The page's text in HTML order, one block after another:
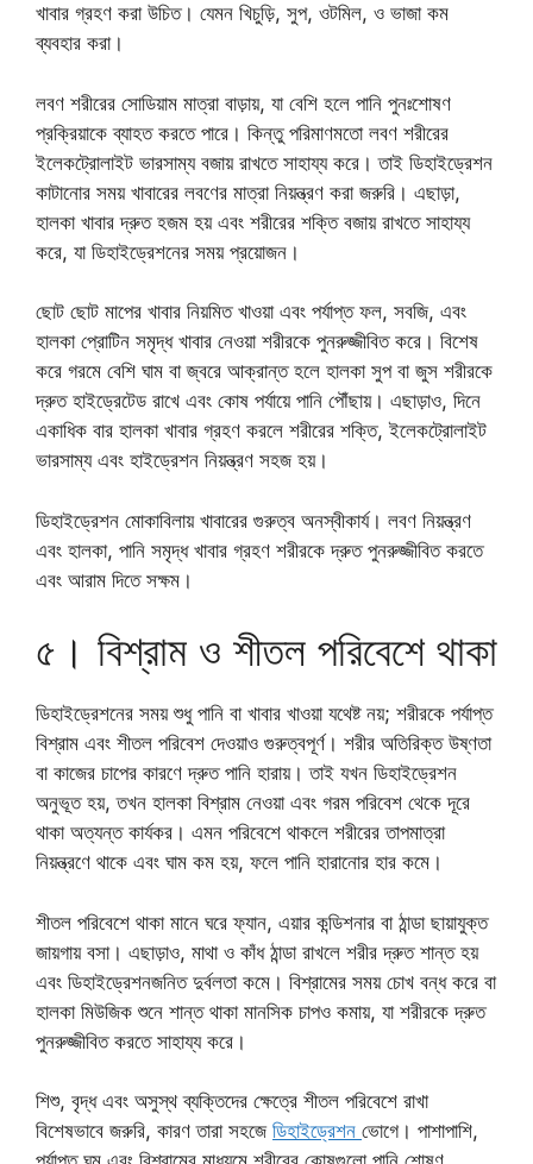
খাবার গ্রহণ করা উচিত। যেমন খিচুড়ি, সুপ, ওটমিল, ও ভাজা কম
ব্যবহার করা।
লবণ শরীরের সোডিয়াম মাত্রা বাড়ায়, যা বেশি হলে পানি পুনঃশোষণ
প্রক্রিয়াকে ব্যাহত করতে পারে। কিন্তু পরিমাণমতো লবণ শরীরের
ইলেকট্রোলাইট ভারসাম্য বজায় রাখতে সাহায্য করে। তাই ডিহাইড্রেশন
কাটানোর সময় খাবারের লবণের মাত্রা নিয়ন্ত্রণ করা জরুরি। এছাড়া,
হালকা খাবার দ্রুত হজম হয় এবং শরীরের শক্তি বজায় রাখতে সাহায্য
করে, যা ডিহাইড্রেশনের সময় প্রয়োজন।
ছোট ছোট মাপের খাবার নিয়মিত খাওয়া এবং পর্যাপ্ত ফল, সবজি, এবং
হালকা প্রোটিন সমৃদ্ধ খাবার নেওয়া শরীরকে পুনরুজ্জীবিত করে। বিশেষ
করে গরমে বেশি ঘাম বা জ্বরে আক্রান্ত হলে হালকা সুপ বা জুস শরীরকে
দ্রুত হাইড্রেটেড রাখে এবং কোষ পর্যায়ে পানি পৌঁছায়। এছাড়াও, দিনে
একাধিক বার হালকা খাবার গ্রহণ করলে শরীরের শক্তি, ইলেকট্রোলাইট
ভারসাম্য এবং হাইড্রেশন নিয়ন্ত্রণ সহজ হয়।
ডিহাইড্রেশন মোকাবিলায় খাবারের গুরুত্ব অনস্বীকার্য। লবণ নিয়ন্ত্রণ
এবং হালকা, পানি সমৃদ্ধ খাবার গ্রহণ শরীরকে দ্রুত পুনরুজ্জীবিত করতে
এবং আরাম দিতে সক্ষম।
৫। বিশ্রাম ও শীতল পরিবেশে থাকা
ডিহাইড্রেশনের সময় শুধু পানি বা খাবার খাওয়া যথেষ্ট নয়; শরীরকে পর্যাপ্ত
বিশ্রাম এবং শীতল পরিবেশ দেওয়াও গুরুত্বপূর্ণ। শরীর অতিরিক্ত উষ্ণতা
বা কাজের চাপের কারণে দ্রুত পানি হারায়। তাই যখন ডিহাইড্রেশন
অনুভূত হয়, তখন হালকা বিশ্রাম নেওয়া এবং গরম পরিবেশ থেকে দূরে
থাকা অত্যন্ত কার্যকর। এমন পরিবেশে থাকলে শরীরের তাপমাত্রা
নিয়ন্ত্রণে থাকে এবং ঘাম কম হয়, ফলে পানি হারানোর হার কমে।
শীতল পরিবেশে থাকা মানে ঘরে ফ্যান, এয়ার কন্ডিশনার বা ঠান্ডা ছায়াযুক্ত
জায়গায় বসা। এছাড়াও, মাথা ও কাঁধ ঠান্ডা রাখলে শরীর দ্রুত শান্ত হয়
এবং ডিহাইড্রেশনজনিত দুর্বলতা কমে। বিশ্রামের সময় চোখ বন্ধ করে বা
হালকা মিউজিক শুনে শান্ত থাকা মানসিক চাপও কমায়, যা শরীরকে দ্রুত
পুনরুজ্জীবিত করতে সাহায্য করে।
শিশু, বৃদ্ধ এবং অসুস্থ ব্যক্তিদের ক্ষেত্রে শীতল পরিবেশে রাখা
বিশেষভাবে জরুরি, কারণ তারা সহজে ডিহাইড্রেশন ভোগে। পাশাপাশি,